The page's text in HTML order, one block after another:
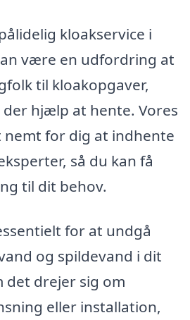
kloakservice i
være en udfordring at
til kloakopgaver,
hjælp at hente. Vores
for dig at indhente
så du kan få
til dit behov.
for at undgå
og spildevand i dit
det drejer sig om
eller installation,